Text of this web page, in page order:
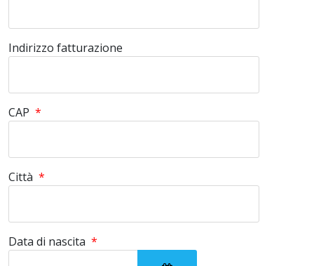
Indirizzo fatturazione
CAP *
Città *
Data di nascita *